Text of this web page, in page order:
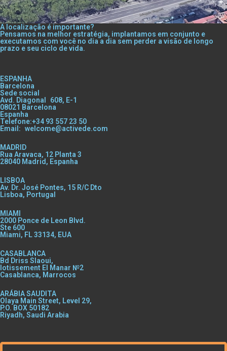
A localização é importante?
Pensamos na melhor estratégia, implantamos em conjunto e
executamos com você no dia a dia sem perder a visão de longo
prazo e seu ciclo de vida.
ESPANHA
Barcelona
Sede social
Avd. Diagonal 608, E-1
08021 Barcelona
Espanha
Telefone:+34 93 557 23 50
Email: welcome@activede.com
MADRID
Rua Aravaca, 12 Planta 3
28040 Madrid, Espanha
LISBOA
Av. Dr. José Pontes, 15 R/C Dto
Lisboa, Portugal
MIAMI
2000 Ponce de Leon Blvd.
Ste 600
Miami, FL 33134, EUA
CASABLANCA
Bd Driss Slaoui,
lotissement El Manar №2
Casablanca, Marrocos
ARÁBIA SAUDITA
Olaya Main Street, Level 29,
P.O. BOX 50182
Riyadh, Saudi Arabia